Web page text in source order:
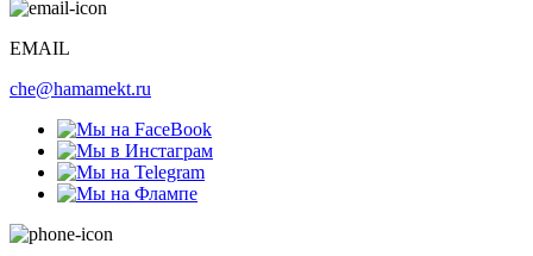
EMAIL
che@hamamekt.ru